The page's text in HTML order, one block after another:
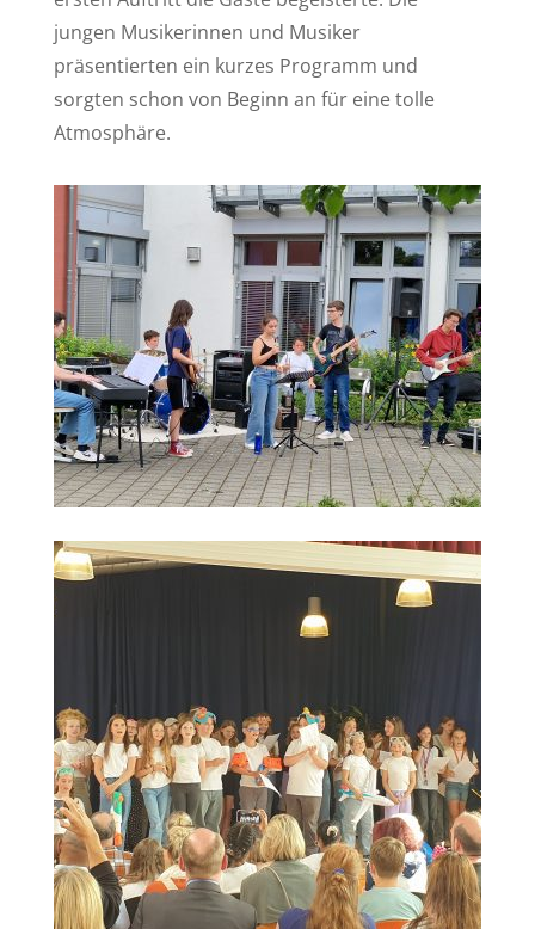
jungen Musikerinnen und Musiker
präsentierten ein kurzes Programm und
sorgten schon von Beginn an für eine tolle
Atmosphäre.